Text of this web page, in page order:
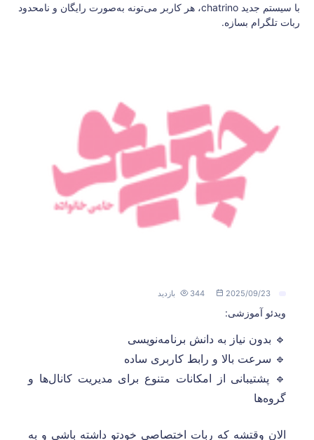
با سیستم جدید chatrino، هر کاربر می‌تونه به‌صورت رایگان و نامحدود
ربات تلگرام بسازه.
2025/09/23 344 بازدید
ویدئو آموزشی:
🔹 بدون نیاز به دانش برنامه‌نویسی
🔹 سرعت بالا و رابط کاربری ساده
🔹 پشتیبانی از امکانات متنوع برای مدیریت کانال‌ها و
گروه‌ها
الان وقتشه که ربات اختصاصی خودتو داشته باشی و به